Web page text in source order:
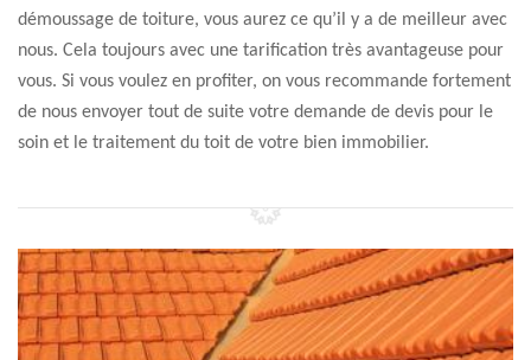
démoussage de toiture, vous aurez ce qu’il y a de meilleur avec
nous. Cela toujours avec une tarification très avantageuse pour
vous. Si vous voulez en profiter, on vous recommande fortement
de nous envoyer tout de suite votre demande de devis pour le
soin et le traitement du toit de votre bien immobilier.